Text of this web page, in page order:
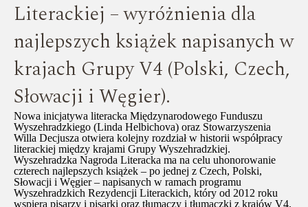
Literackiej – wyróżnienia dla
najlepszych książek napisanych w
krajach Grupy V4 (Polski, Czech,
Słowacji i Węgier).
Nowa inicjatywa literacka Międzynarodowego Funduszu
Wyszehradzkiego (Linda Helbichova) oraz Stowarzyszenia
Willa Decjusza otwiera kolejny rozdział w historii współpracy
literackiej między krajami Grupy Wyszehradzkiej.
Wyszehradzka Nagroda Literacka ma na celu uhonorowanie
czterech najlepszych książek – po jednej z Czech, Polski,
Słowacji i Węgier – napisanych w ramach programu
Wyszehradzkich Rezydencji Literackich, który od 2012 roku
wspiera pisarzy i pisarki oraz tłumaczy i tłumaczki z krajów V4.